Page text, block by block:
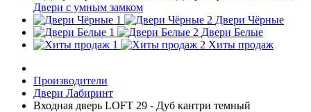
Двери с умным замком
Двери Чёрные
Двери Белые
Хиты продаж
Производители
Двери Лабиринт
Входная дверь LOFT 29 - Дуб кантри темный